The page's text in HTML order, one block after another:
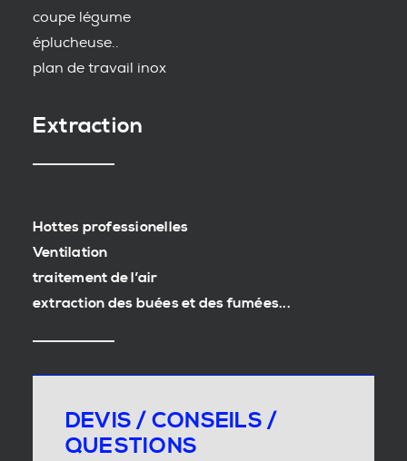
coupe légume
éplucheuse..
plan de travail inox
Extraction
Hottes professionelles
Ventilation
traitement de l’air
extraction des buées et des fumées...
DEVIS / CONSEILS /
QUESTIONS